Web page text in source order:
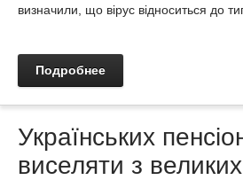
визначили, що вірус відноситься до
Подробнее
Українських
виселяти з